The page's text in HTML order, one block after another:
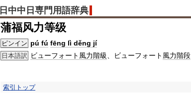
日中中日専門用語辞典
蒲福风力等级
ピンイン pú fú fēng lì děng jí
日本語訳 ビューフォート風力階級 、ビューフォート 風力階段
索引トップ